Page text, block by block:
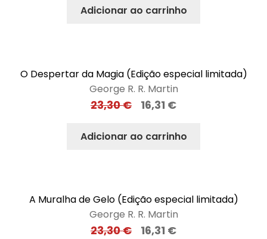
Adicionar ao carrinho
O Despertar da Magia (Edição especial limitada)
George R. R. Martin
23,30€ 16,31 €
Adicionar ao carrinho
A Muralha de Gelo (Edição especial limitada)
George R. R. Martin
23,30€ 16,31 €